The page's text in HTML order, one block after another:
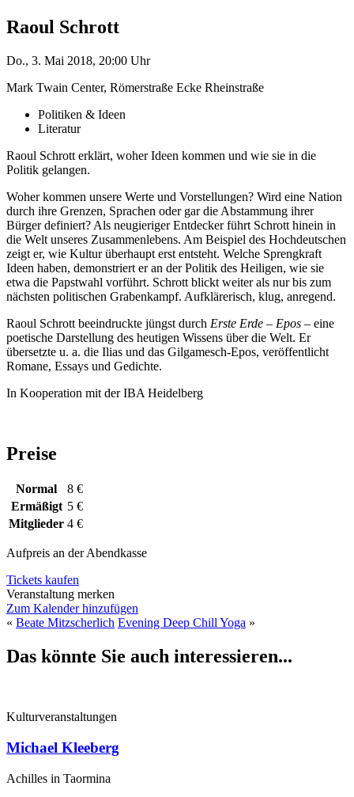
Raoul Schrott
Do., 3. Mai 2018, 20:00 Uhr
Mark Twain Center, Römerstraße Ecke Rheinstraße
Politiken & Ideen
Literatur
Raoul Schrott erklärt, woher Ideen kommen und wie sie in die
Politik gelangen.
Woher kommen unsere Werte und Vorstellungen? Wird eine Nation
durch ihre Grenzen, Sprachen oder gar die Abstammung ihrer
Bürger definiert? Als neugieriger Entdecker führt Schrott hinein in
die Welt unseres Zusammenlebens. Am Beispiel des Hochdeutschen
zeigt er, wie Kultur überhaupt erst entsteht. Welche Sprengkraft
Ideen haben, demonstriert er an der Politik des Heiligen, wie sie
etwa die Papstwahl vorführt. Schrott blickt weiter als nur bis zum
nächsten politischen Grabenkampf. Aufklärerisch, klug, anregend.
Raoul Schrott beeindruckte jüngst durch Erste Erde – Epos – eine
poetische Darstellung des heutigen Wissens über die Welt. Er
übersetzte u. a. die Ilias und das Gilgamesch-Epos, veröffentlicht
Romane, Essays und Gedichte.
In Kooperation mit der IBA Heidelberg
Preise
Normal
8 €
Ermäßigt 5 €
Mitglieder 4 €
Aufpreis an der Abendkasse
Tickets kaufen
Veranstaltung merken
Zum Kalender hinzufügen
« Beate Mitzscherlich Evening Deep Chill Yoga »
Das könnte Sie auch interessieren...
Kulturveranstaltungen
Michael Kleeberg
Achilles in Taormina